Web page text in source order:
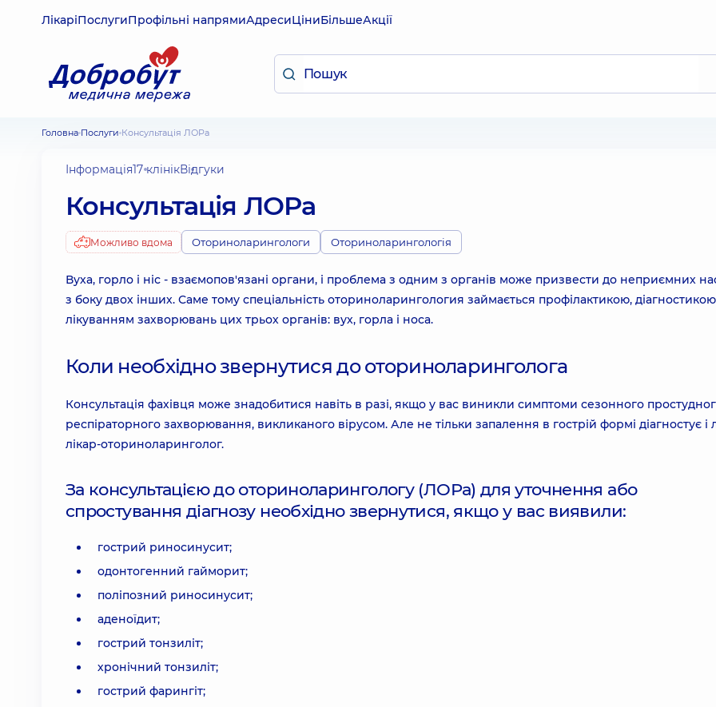
ЛікаріПослугиПрофільні напрямиАдресиЦіниБільшеАкції
Головна Послуги Консультація ЛОРа
Інформація17 клінікВідгуки
Консультація ЛОРа
Можливо вдома Оториноларингологи Оториноларингологія
Вуха, горло і ніс - взаємопов'язані органи, і проблема з одним з органів може призвести до неприємних
з боку двох інших. Саме тому спеціальність оториноларингология займається профілактикою,
лікуванням захворювань цих трьох органів: вух, горла і носа.
Коли необхідно звернутися до оториноларинголога
Консультація фахівця може знадобитися навіть в разі, якщо у вас виникли симптоми сезонного
респіраторного захворювання, викликаного вірусом. Але не тільки запалення в гострій формі діагностує і
лікар-оториноларинголог.
За консультацією до оториноларингологу (ЛОРа) для уточнення або
спростування діагнозу необхідно звернутися, якщо у вас виявили:
гострий риносинусит;
одонтогенний гайморит;
поліпозний риносинусит;
аденоїдит;
гострий тонзиліт;
хронічний тонзиліт;
гострий фарингіт;